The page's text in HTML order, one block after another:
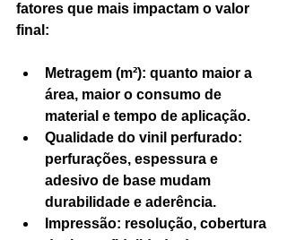
fatores que mais impactam o valor
final:
Metragem (m²): quanto maior a
área, maior o consumo de
material e tempo de aplicação.
Qualidade do vinil perfurado:
perfurações, espessura e
adesivo de base mudam
durabilidade e aderência.
Impressão: resolução, cobertura